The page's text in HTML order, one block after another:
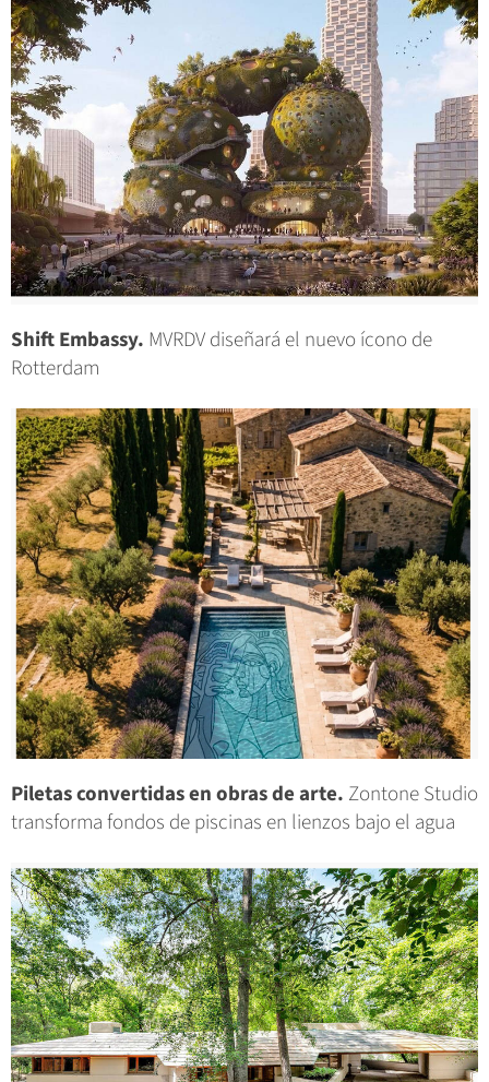
Shift Embassy. MVRDV diseñará el nuevo ícono de
Rotterdam
Piletas convertidas en obras de arte. Zontone Studio
transforma fondos de piscinas en lienzos bajo el agua